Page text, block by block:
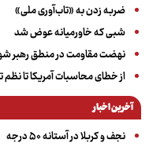
ضربه زدن به «تاب‌آوری ملی»
شبی که خاورمیانه عوض شد
نهضت مقاومت در منطق رهبر
از خطای محاسبات آمریکا تا نظم
آخرین اخبار
نجف و کربلا در آستانه ۵۰ درجه